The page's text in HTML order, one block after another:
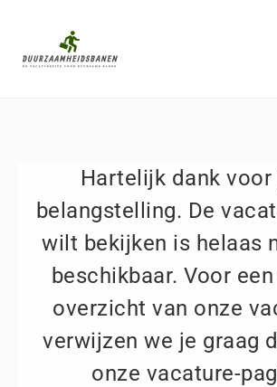
Hartelijk dank
belangstelling. De
wilt bekijken is helaas
beschikbaar. Voor een
overzicht van onze
verwijzen we je graag
onze vacature-